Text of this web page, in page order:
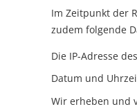
Im Zeitpunkt der
zudem folgende
Die IP-Adresse
Datum und
Wir erheben und